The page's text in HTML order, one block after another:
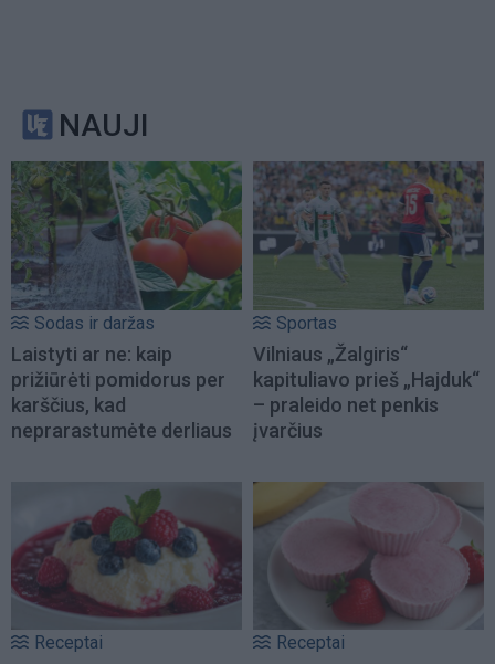
NAUJI
Sodas ir daržas
Laistyti ar ne: kaip
prižiūrėti pomidorus per
karščius, kad
neprarastumėte derliaus
Sportas
Vilniaus „Žalgiris“
kapituliavo prieš „Hajduk“
– praleido net penkis
įvarčius
Receptai Receptai